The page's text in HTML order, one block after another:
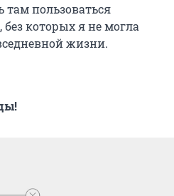
там пользоваться
которых я не могла
жизни.